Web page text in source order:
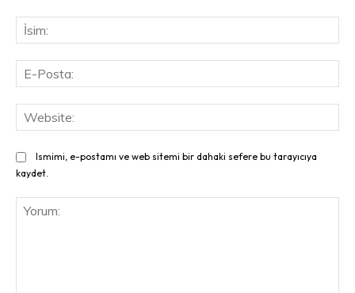
Ismimi, e-postamı ve web sitemi bir dahaki sefere bu tarayıcıya
kaydet.